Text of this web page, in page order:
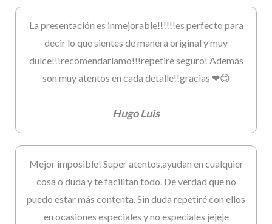
La presentación es inmejorable!!!!!!es perfecto para
decir lo que sientes de manera original y muy
dulce!!!recomendaríamo!!!repetiré seguro! Además
son muy atentos en cada detalle!!gracias ❤😊
Hugo Luis
Mejor imposible! Super atentos,ayudan en cualquier
cosa o duda y te facilitan todo. De verdad que no
puedo estar más contenta. Sin duda repetiré con ellos
en ocasiones especiales y no especiales jejeje